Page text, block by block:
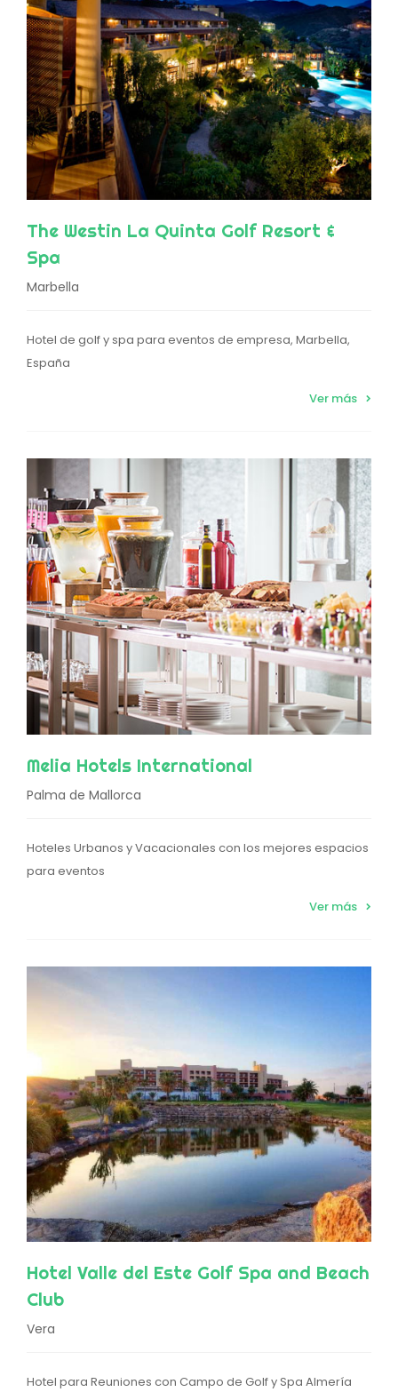
The Westin La Quinta Golf Resort &
Spa
Marbella
Hotel de golf y spa para eventos de empresa, Marbella,
España
Ver más
Melia Hotels International
Palma de Mallorca
Hoteles Urbanos y Vacacionales con los mejores espacios
para eventos
Ver más
Hotel Valle del Este Golf Spa and Beach
Club
Vera
Hotel para Reuniones con Campo de Golf y Spa Almería